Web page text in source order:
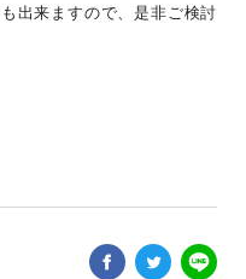
出来ますので、是非ご検討